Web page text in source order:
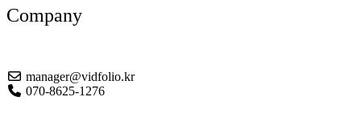
Company
manager@vidfolio.kr
070-8625-1276